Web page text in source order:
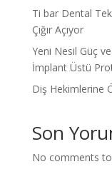
Ti bar Dental
Çığır Açıyor
Yeni Nesil Güç
İmplant Üstü
Diş Hekimlerine
Son
No comments